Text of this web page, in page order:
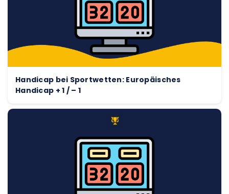
Handicap bei Sportwetten: Europäisches
Handicap + 1 / – 1